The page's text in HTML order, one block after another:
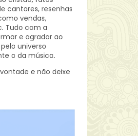
cantores, resenhas
vendas,
Tudo com a
e agradar ao
universo
o da música.
e não deixe